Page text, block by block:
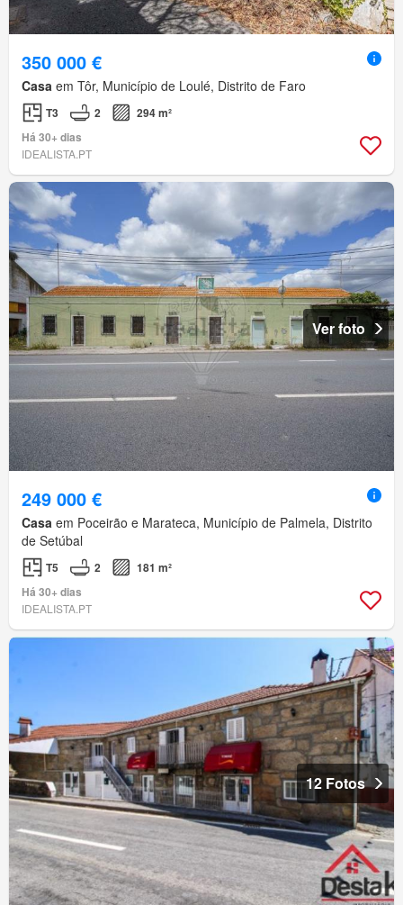
350 000 €
Casa em Tôr, Município de Loulé, Distrito de Faro
T3 2
294 m²
Há 30+ dias
IDEALISTA.PT
Ver foto
249 000 €
Casa em Poceirão e Marateca, Município de Palmela, Distrito
de Setúbal
T5 2
181 m²
Há 30+ dias
IDEALISTA.PT
12 Fotos